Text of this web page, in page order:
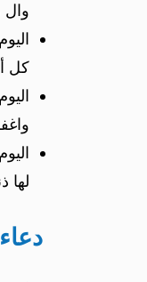
كل
لها